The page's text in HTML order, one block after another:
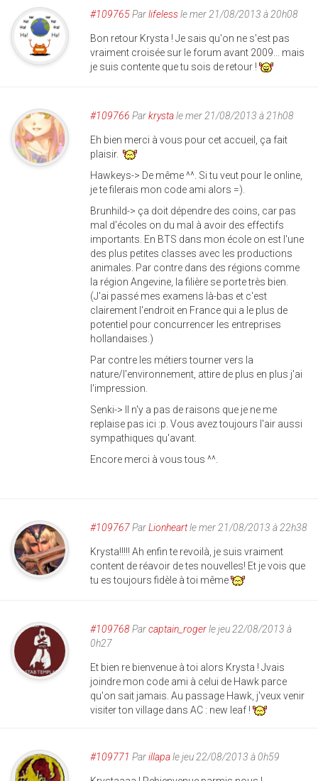
#109765Parlifelessle mer 21/08/2013 à 20h08
Bon retour Krysta ! Je sais qu'on ne s'est pas
vraiment croisée sur le forum avant 2009... mais
je suis contente que tu sois de retour !
#109766 Parkrystale mer 21/08/2013 à 21h08
Eh bien merci à vous pour cet accueil, ça fait
plaisir.
Hawkeys-> De même ^^. Si tu veut pour le online,
je te filerais mon code ami alors =).
Brunhild-> ça doit dépendre des coins, car pas
mal d'écoles on du mal à avoir des effectifs
importants. En BTS dans mon école on est l'une
des plus petites classes avec les productions
animales. Par contre dans des régions comme
la région Angevine, la filière se porte très bien.
(J'ai passé mes examens là-bas et c'est
clairement l'endroit en France qui a le plus de
potentiel pour concurrencer les entreprises
hollandaises.)
Par contre les métiers tourner vers la
nature/l'environnement, attire de plus en plus j'ai
l'impression.
Senki-> Il n'y a pas de raisons que je ne me
replaise pas ici :p. Vous avez toujours l'air aussi
sympathiques qu'avant.
Encore merci à vous tous ^^.
#109767ParLionheartle mer 21/08/2013 à 22h38
Krysta!!!!! Ah enfin te revoilà, je suis vraiment
content de réavoir de tes nouvelles! Et je vois que
tu es toujours fidèle à toi même
#109768Parcaptain_rogerle jeu 22/08/2013 à
0h27
Et bien re bienvenue à toi alors Krysta ! Jvais
joindre mon code ami à celui de Hawk parce
qu'on sait jamais. Au passage Hawk, j'veux venir
visiter ton village dans AC : new leaf !
#109771 Parillapale jeu 22/08/2013 à 0h59